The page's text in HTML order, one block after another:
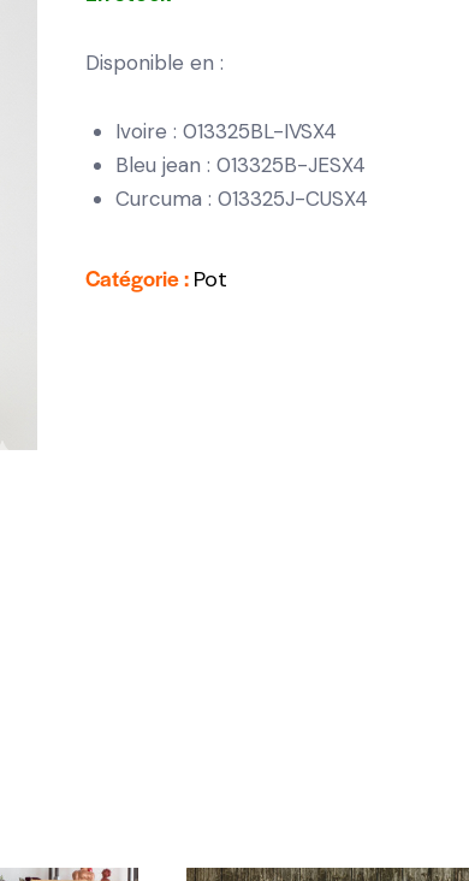
Disponible en :
Ivoire : 013325BL-IVSX4
Bleu jean : 013325B-JESX4
Curcuma : 013325J-CUSX4
Catégorie : Pot